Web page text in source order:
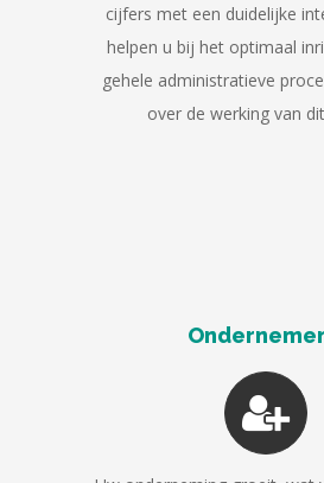
cijfers met een duidelijke
helpen u bij het optimaal
gehele administratieve
over de werking van